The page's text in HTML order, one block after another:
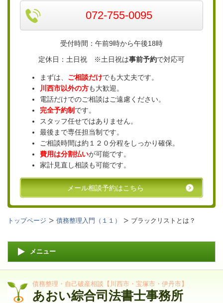
072-755-0095
受付時間：午前9時から午後18時
定休日：土日祝 ※土日祝は事前予約で対応可
まずは、 ご相談だけでも大丈夫です。
川西市以外の方も大歓迎。
電話だけでのご相談はご遠慮ください。
完全予約制 です。
スタッフ任せではありません。
最後まで専任担当制です。
ご相談時間は約１２０分程をしっかり確保。
費用は分割払いが可能です。
家計見直し相談も可能です。
メール相談予約はこちら
トップページ 債務整理入門（１１） ブラックリストとは？
メニュー
債務整理・自己破産相談【川西市・宝塚市・伊丹市】
あおい綜合司法書士事務所